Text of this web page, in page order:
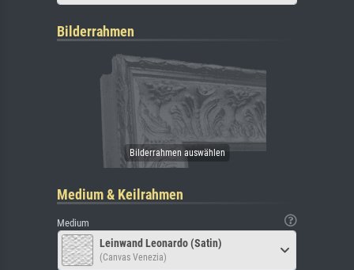
Bilderrahmen
Medium & Keilrahmen
Medium
Leinwand Leonardo (Satin)
(Canvas Venezia)